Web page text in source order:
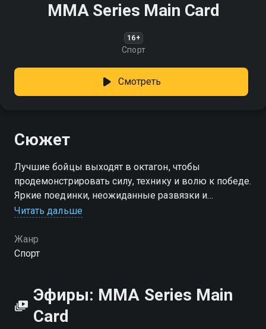
MMA Series Main Card
16+
Спорт
Смотреть
Сюжет
Лучшие бойцы выходят в октагон, чтобы
продемонстрировать силу, технику и волю к победе.
Яркие поединки, неожиданные развязки и
настоящие эмоции - всё это в главной части вечера
Читать дальше
Жанр
Спорт
Эфиры: MMA Series Main
Card